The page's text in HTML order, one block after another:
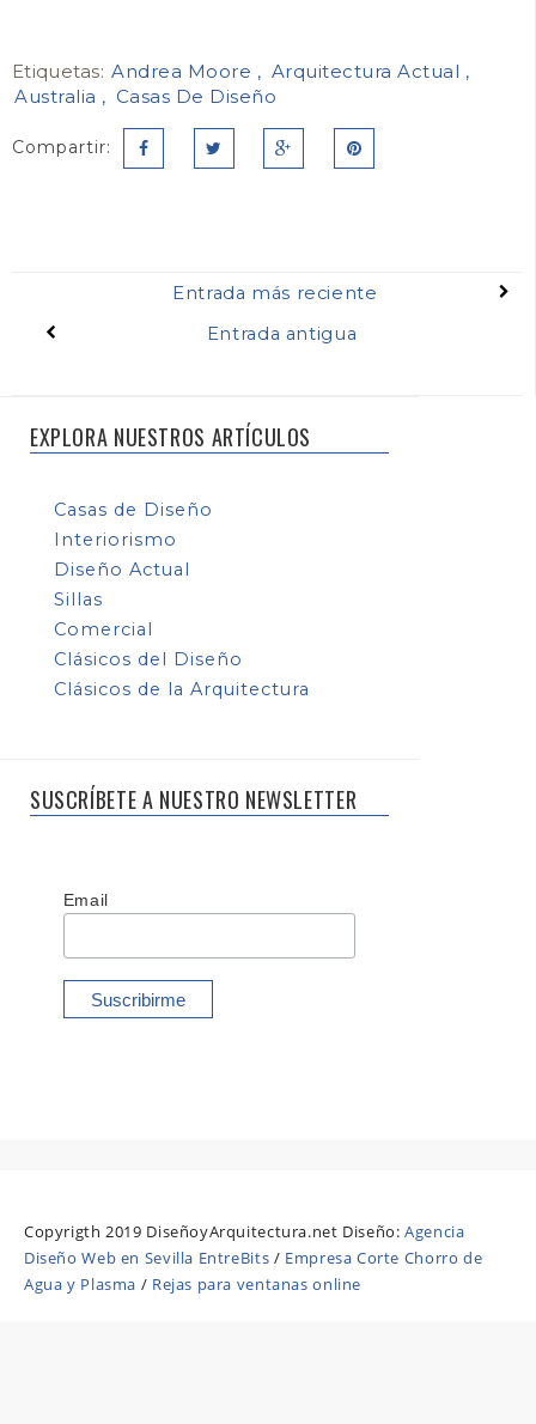
Etiquetas: Andrea Moore
Arquitectura Actual
Australia
Casas De Diseño
Compartir:
Entrada más reciente
Entrada antigua
EXPLORA NUESTROS ARTÍCULOS
Casas de Diseño
Interiorismo
Diseño Actual
Sillas
Comercial
Clásicos del Diseño
Clásicos de la Arquitectura
SUSCRÍBETE A NUESTRO NEWSLETTER
Email
Copyrigth 2019 DiseñoyArquitectura.net Diseño:Agencia
Diseño Web en Sevilla EntreBits / Empresa Corte Chorro de
Agua y Plasma / Rejas para ventanas online